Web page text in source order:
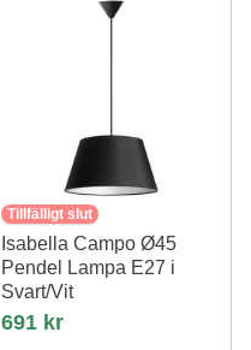
Tillfälligt slut
Isabella Campo Ø45
Pendel Lampa E27 i
Svart/Vit
Nielsen Light
691 kr